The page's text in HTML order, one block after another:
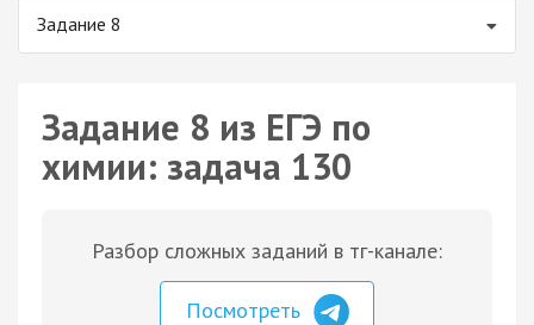
Задание 8
Задание 8 из ЕГЭ по
химии: задача 130
Разбор сложных заданий в тг-канале:
Посмотреть